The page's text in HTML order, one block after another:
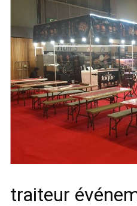
traiteur